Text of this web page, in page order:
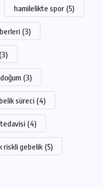
hamilelikte spor (5)
(3)
(3)
doğum (3)
süreci (4)
(4)
riskli gebelik (5)